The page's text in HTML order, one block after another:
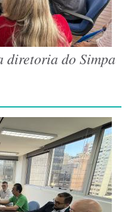
diretoria do Simpa